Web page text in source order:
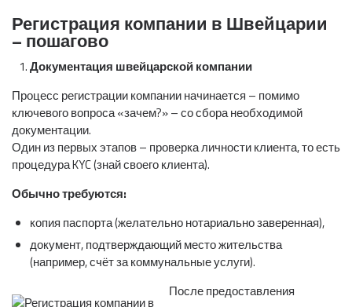
Регистрация компании в Швейцарии
– пошагово
Документация швейцарской компании
Процесс регистрации компании начинается – помимо
ключевого вопроса «зачем?» – со сбора необходимой
документации.
Один из первых этапов – проверка личности клиента, то есть
процедура KYC (знай своего клиента).
Обычно требуются:
копия паспорта (желательно нотариально заверенная),
документ, подтверждающий место жительства
(например, счёт за коммунальные услуги).
После предоставления